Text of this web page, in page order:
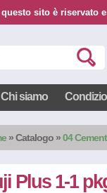
sito è riservato
Chi siamo
»Catalogo »04
Plus 1-1